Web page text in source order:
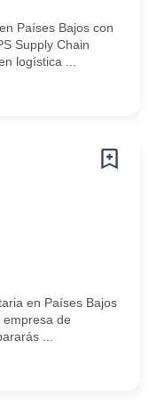
Países Bajos con
Supply Chain
logística ...
en Países Bajos
de
...